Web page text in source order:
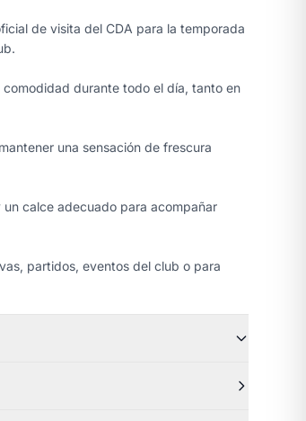
de visita del CDA para la temporada
durante todo el día, tanto en
una sensación de frescura
calce adecuado para acompañar
partidos, eventos del club o para